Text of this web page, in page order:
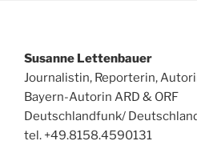
Susanne Lettenbauer
Journalistin, Reporterin,
Bayern-Autorin ARD & ORF
Deutschlandfunk/
tel. +49.8158.4590131